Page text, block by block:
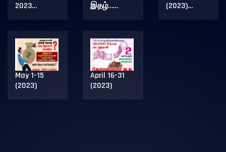
2023…
இதழ்……
(2023)…
May 1-15
(2023)
April 16-31
(2023)